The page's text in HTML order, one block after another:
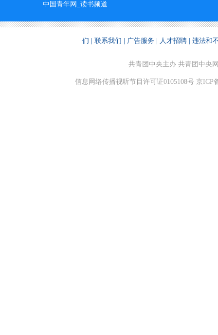
中国青年网_读书频道
们 联系我们 广告服务 人才招聘 违法和
共青团中央主办 共青团中央
信息网络传播视听节目许可证0105108号 京ICP